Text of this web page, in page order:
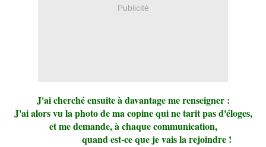
Publicité
J'ai cherché ensuite à davantage me renseigner :
J'ai alors vu la photo de ma copine qui ne tarit pas d'éloges,
et me demande, à chaque communication,
quand est-ce que je vais la rejoindre !